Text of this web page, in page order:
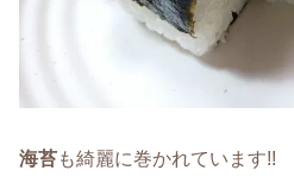
海苔も綺麗に巻かれています!!